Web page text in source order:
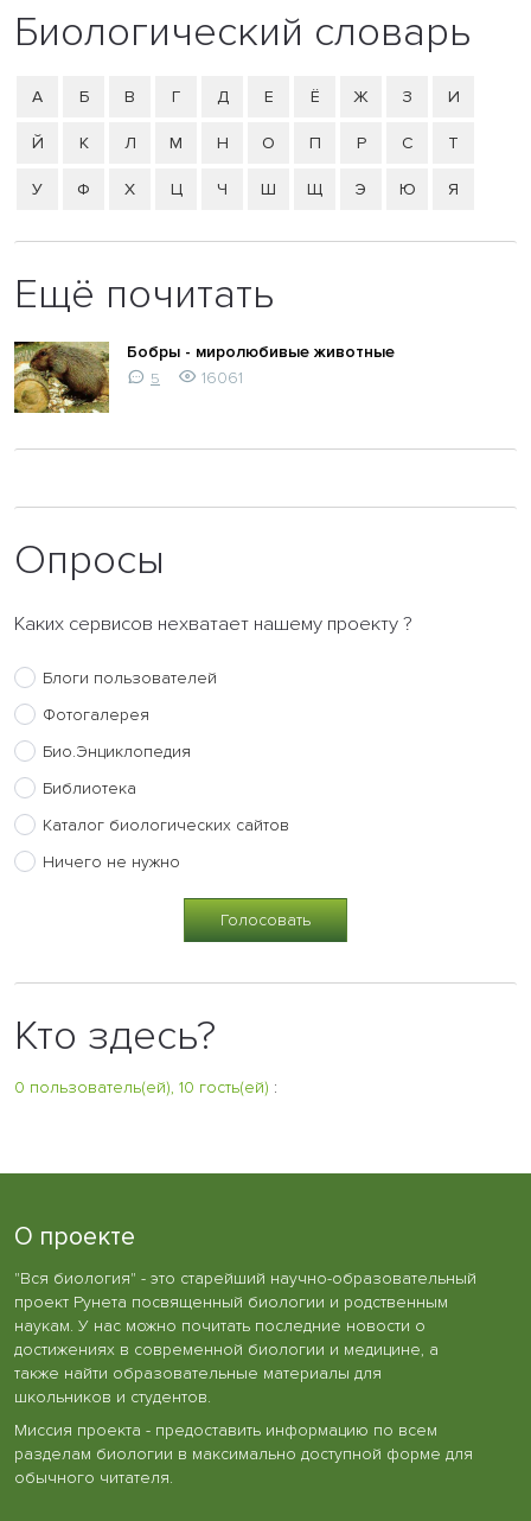
Биологический словарь
А Б В Г Д Е Ё Ж З И
Й К Л М Н О П Р С Т
У Ф Х Ц Ч Ш Щ Э Ю Я
Ещё почитать
Бобры - миролюбивые животные
5 16061
Опросы
Каких сервисов нехватает нашему проекту ?
Блоги пользователей
Фотогалерея
Био.Энциклопедия
Библиотека
Каталог биологических сайтов
Ничего не нужно
Кто здесь?
0 пользователь(ей), 10 гость(ей) :
О проекте
"Вся биология" - это старейший научно-образовательный
проект Рунета посвященный биологии и родственным
наукам. У нас можно почитать последние новости о
достижениях в современной биологии и медицине, а
также найти образовательные материалы для
школьников и студентов.
Миссия проекта - предоставить информацию по всем
разделам биологии в максимально доступной форме для
обычного читателя.